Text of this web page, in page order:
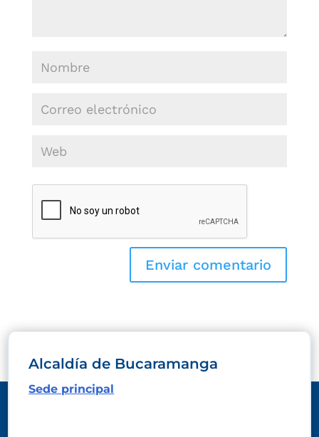
Alcaldía de Bucaramanga
Sede principal